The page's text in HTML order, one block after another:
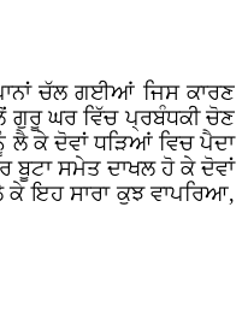
ਚੱਲ ਗਈਆਂ ਜਿਸ ਕਾਰਣ
ਗੁਰੂ ਘਰ ਵਿੱਚ ਪ੍ਰਬੰਧਕੀ ਚੋਣ
ਕੇ ਦੋਵਾਂ ਧੜਿਆਂ ਵਿਚ ਪੈਦਾ
ਸਮੇਤ ਦਾਖਲ ਹੋ ਕੇ ਦੋਵਾਂ
ਇਹ ਸਾਰਾ ਕੁਝ ਵਾਪਰਿਆ,